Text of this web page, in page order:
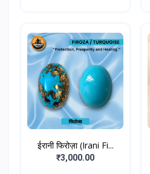
ईरानी फिरोज़ा (Irani Fi...
₹3,000.00